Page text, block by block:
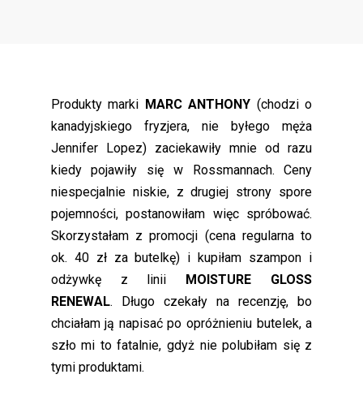
Produkty marki MARC ANTHONY (chodzi o
kanadyjskiego fryzjera, nie byłego męża
Jennifer Lopez) zaciekawiły mnie od razu
kiedy pojawiły się w Rossmannach. Ceny
niespecjalnie niskie, z drugiej strony spore
pojemności, postanowiłam więc spróbować.
Skorzystałam z promocji (cena regularna to
ok. 40 zł za butelkę) i kupiłam szampon i
odżywkę z linii MOISTURE GLOSS
RENEWAL. Długo czekały na recenzję, bo
chciałam ją napisać po opróżnieniu butelek, a
szło mi to fatalnie, gdyż nie polubiłam się z
tymi produktami.